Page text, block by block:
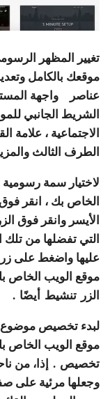
تغيير المظهر
موقعك بالكامل
عناصر واجهة
الشريط الجانبي
الاجتماعية ، علامة
الطرف الثالث
لاختيار سمة رسومية
الخاص بك ، انقر
الأيسر وانقر فوق
عليها واضغط على زر
موقع الويب الخاص
الزر تنشيط أيضًا .
لبدء تخصيص موضوع
موقع الويب الخاص
تخصيص . إذا، من
وجعلها مرئية على